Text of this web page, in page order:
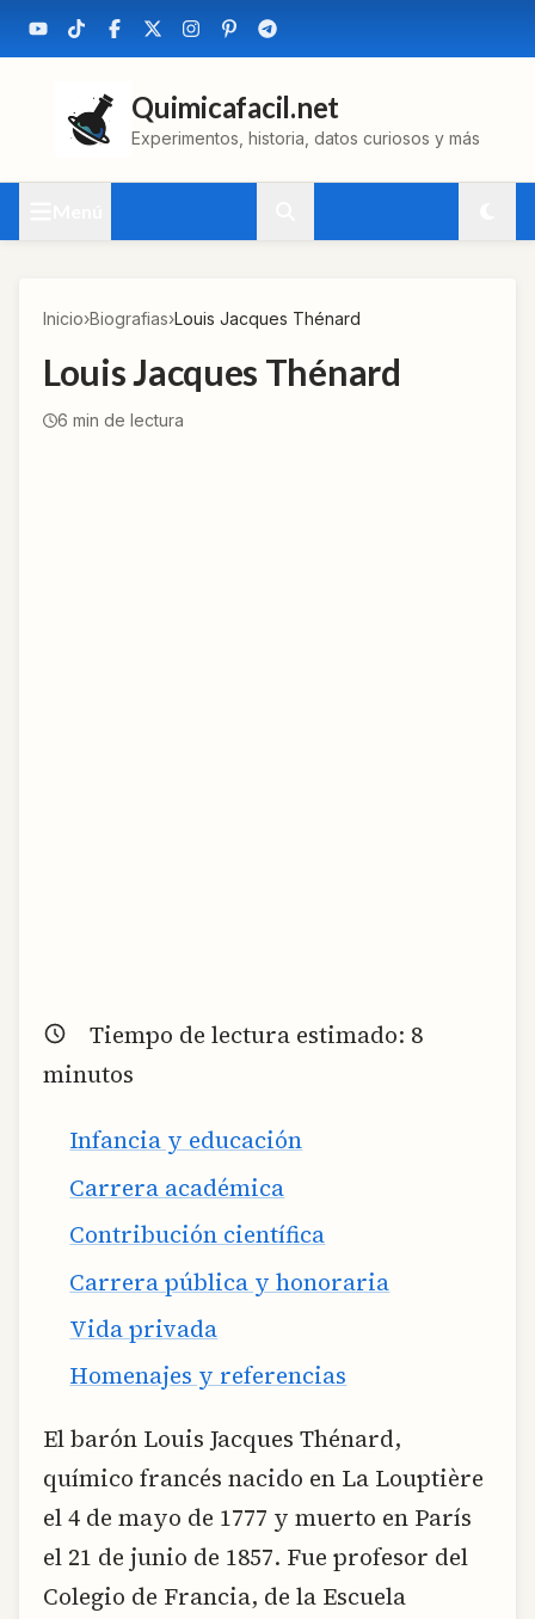
Quimicafacil.net
Experimentos, historia, datos curiosos y más
Inicio›Biografias›Louis Jacques Thénard
Louis Jacques Thénard
6 min de lectura
Tiempo de lectura estimado: 8
minutos
Infancia y educación
Carrera académica
Contribución científica
Carrera pública y honoraria
Vida privada
Homenajes y referencias
El barón Louis Jacques Thénard,
químico francés nacido en La Louptière
el 4 de mayo de 1777 y muerto en París
el 21 de junio de 1857. Fue profesor del
Colegio de Francia, de la Escuela